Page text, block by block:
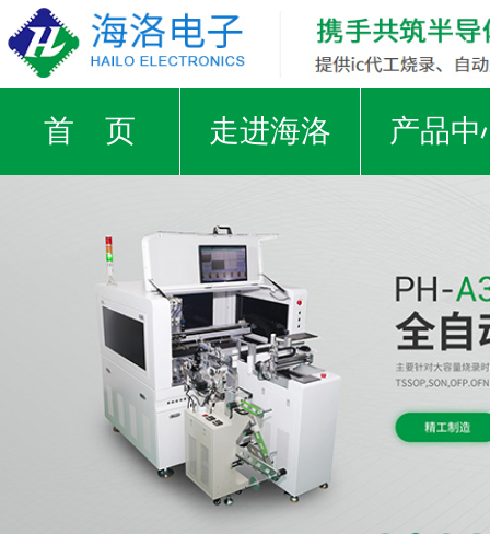
首 页 走进海洛 产品中
工厂实景
视频中心 新闻资讯 合作客